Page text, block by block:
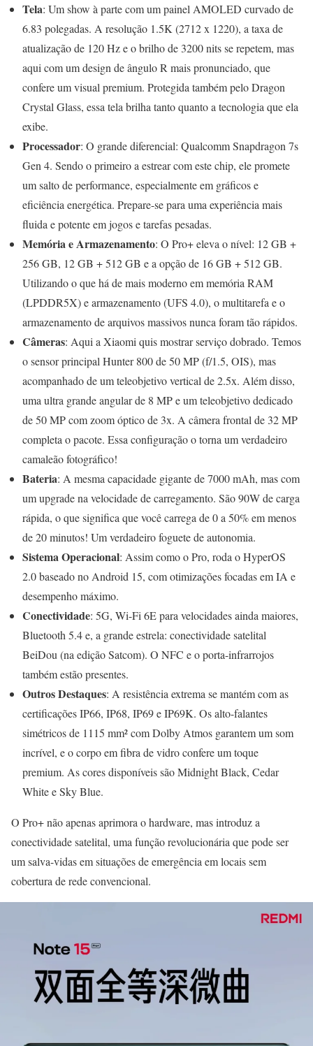
Tela: Um show à parte com um painel AMOLED curvado de
6.83 polegadas. A resolução 1.5K (2712 x 1220), a taxa de
atualização de 120 Hz e o brilho de 3200 nits se repetem, mas
aqui com um design de ângulo R mais pronunciado, que
confere um visual premium. Protegida também pelo Dragon
Crystal Glass, essa tela brilha tanto quanto a tecnologia que ela
exibe.
Processador: O grande diferencial: Qualcomm Snapdragon 7s
Gen 4. Sendo o primeiro a estrear com este chip, ele promete
um salto de performance, especialmente em gráficos e
eficiência energética. Prepare-se para uma experiência mais
fluida e potente em jogos e tarefas pesadas.
Memória e Armazenamento: O Pro+ eleva o nível: 12 GB +
256 GB, 12 GB + 512 GB e a opção de 16 GB + 512 GB.
Utilizando o que há de mais moderno em memória RAM
(LPDDR5X) e armazenamento (UFS 4.0), o multitarefa e o
armazenamento de arquivos massivos nunca foram tão rápidos.
Câmeras: Aqui a Xiaomi quis mostrar serviço dobrado. Temos
o sensor principal Hunter 800 de 50 MP (f/1.5, OIS), mas
acompanhado de um teleobjetivo vertical de 2.5x. Além disso,
uma ultra grande angular de 8 MP e um teleobjetivo dedicado
de 50 MP com zoom óptico de 3x. A câmera frontal de 32 MP
completa o pacote. Essa configuração o torna um verdadeiro
camaleão fotográfico!
Bateria: A mesma capacidade gigante de 7000 mAh, mas com
um upgrade na velocidade de carregamento. São 90W de carga
rápida, o que significa que você carrega de 0 a 50% em menos
de 20 minutos! Um verdadeiro foguete de autonomia.
Sistema Operacional: Assim como o Pro, roda o HyperOS
2.0 baseado no Android 15, com otimizações focadas em IA e
desempenho máximo.
Conectividade: 5G, Wi-Fi 6E para velocidades ainda maiores,
Bluetooth 5.4 e, a grande estrela: conectividade satelital
BeiDou (na edição Satcom). O NFC e o porta-infrarrojos
também estão presentes.
Outros Destaques: A resistência extrema se mantém com as
certificações IP66, IP68, IP69 e IP69K. Os alto-falantes
simétricos de 1115 mm² com Dolby Atmos garantem um som
incrível, e o corpo em fibra de vidro confere um toque
premium. As cores disponíveis são Midnight Black, Cedar
White e Sky Blue.
O Pro+ não apenas aprimora o hardware, mas introduz a
conectividade satelital, uma função revolucionária que pode ser
um salva-vidas em situações de emergência em locais sem
cobertura de rede convencional.